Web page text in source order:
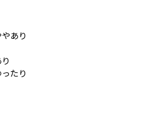
あり
たり